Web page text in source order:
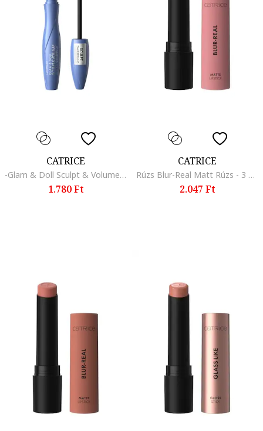
CATRICE
-Glam & Doll Sculpt & Volume vízálló szempillaspirál 10 ml
1.780 Ft
CATRICE
Rúzs Blur-Real Matt Rúzs - 3 g., 040
2.047 Ft